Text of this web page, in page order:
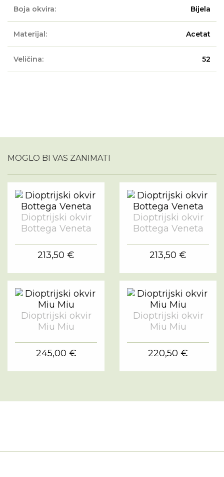
Boja okvira: Bijela
Materijal: Acetat
Veličina: 52
MOGLO BI VAS ZANIMATI
Dioptrijski okvir
Bottega Veneta
213,50 €
Dioptrijski okvir
Bottega Veneta
213,50 €
Dioptrijski okvir
Miu Miu
245,00 €
Dioptrijski okvir
Miu Miu
220,50 €